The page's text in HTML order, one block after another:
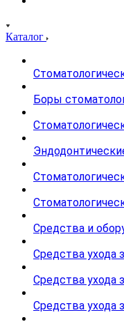
Каталог
Боры
Средства и
Средства ухода
Средства ухода
Средства ухода